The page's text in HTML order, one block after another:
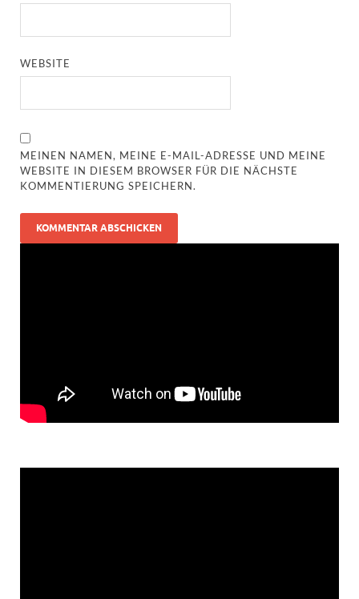
WEBSITE
MEINEN NAMEN, MEINE E-MAIL-ADRESSE UND MEINE
WEBSITE IN DIESEM BROWSER FÜR DIE NÄCHSTE
KOMMENTIERUNG SPEICHERN.